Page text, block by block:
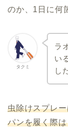
のか、1日に何
タクミ
ラ
い
し
虫除けスプレ
パンを履く際